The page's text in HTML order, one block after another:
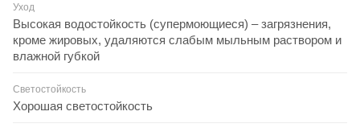
Уход
Высокая водостойкость (супермоющиеся) – загрязнения,
кроме жировых, удаляются слабым мыльным раствором и
влажной губкой
Светостойкость
Хорошая светостойкость